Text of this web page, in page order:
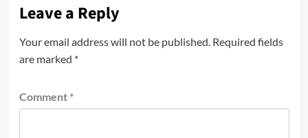
Leave a Reply
Your email address will not be published. Required fields
are marked *
Comment *